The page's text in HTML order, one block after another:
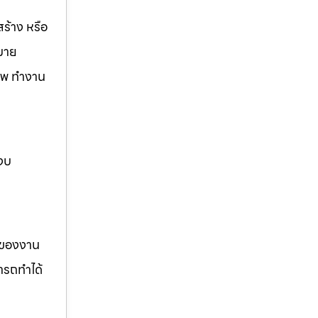
าง หรือ
ย
ทำงาน
บ
องงาน
ถทำได้